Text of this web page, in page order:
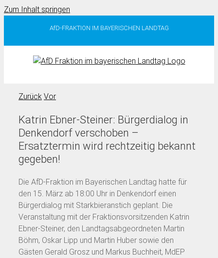
Zum Inhalt springen
AfD-FRAKTION IM BAYERISCHEN LANDTAG
Zurück Vor
Katrin Ebner-Steiner: Bürgerdialog in
Denkendorf verschoben –
Ersatztermin wird rechtzeitig bekannt
gegeben!
Die AfD-Fraktion im Bayerischen Landtag hatte für
den 15. März ab 18:00 Uhr in Denkendorf einen
Bürgerdialog mit Starkbieranstich geplant. Die
Veranstaltung mit der Fraktionsvorsitzenden Katrin
Ebner-Steiner, den Landtagsabgeordneten Martin
Böhm, Oskar Lipp und Martin Huber sowie den
Gästen Gerald Grosz und Markus Buchheit, MdEP